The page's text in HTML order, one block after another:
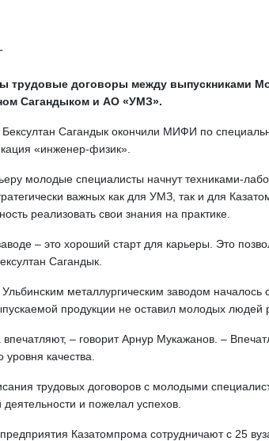
трудовые договоры между выпускниками
Сагандыком и АО «УМЗ».
Сагандык окончили МИФИ по
«инженер-физик».
молодые специалисты начнут техниками-
важных как для УМЗ, так и для
реализовать свои знания на практике.
– это хороший старт для карьеры. Это
Сагандык.
Ульбинским металлургическим заводом
продукции не оставил молодых людей
– говорит Арнур Мукажанов. –
качества.
трудовых договоров с молодыми
и пожелал успехов.
Казатомпрома сотрудничают с 25